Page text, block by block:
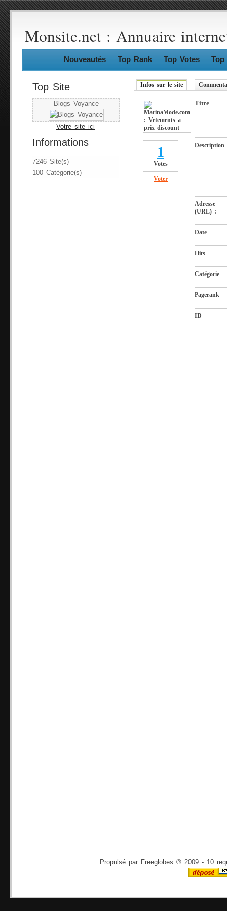
Monsite.net : Annuaire
Nouveautés Top Rank Top Votes Top
Top Site
Blogs Voyance
Votre site ici
Informations
7246 Site(s)
100 Catégorie(s)
Infos sur le site
1
Votes
Voter
Titre
Description
Adresse
(URL) :
Date
Hits
Catégorie
Pagerank
ID
Propulsé par Freeglobes ® 2009 - 10